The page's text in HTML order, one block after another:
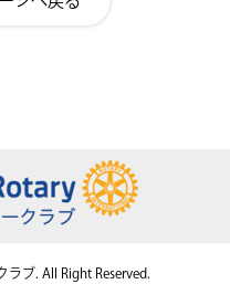
ブ. All Right Reserved.